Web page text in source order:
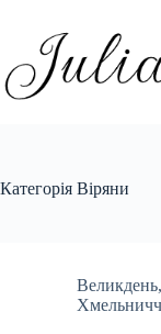
вмісту
Категорія Віряни
Великдень,